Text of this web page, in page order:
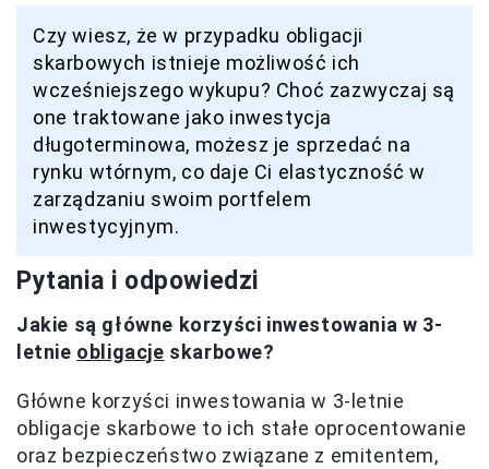
Czy wiesz, że w przypadku obligacji
skarbowych istnieje możliwość ich
wcześniejszego wykupu? Choć zazwyczaj są
one traktowane jako inwestycja
długoterminowa, możesz je sprzedać na
rynku wtórnym, co daje Ci elastyczność w
zarządzaniu swoim portfelem
inwestycyjnym.
Pytania i odpowiedzi
Jakie są główne korzyści inwestowania w 3-
letnie obligacje skarbowe?
Główne korzyści inwestowania w 3-letnie
obligacje skarbowe to ich stałe oprocentowanie
oraz bezpieczeństwo związane z emitentem,